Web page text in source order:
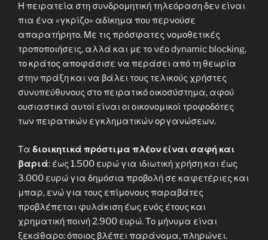
Η πειρατεία στη συνδρομητική τηλεόραση δεν είναι
πια ένα «γκρίζο» αδίκημα που περνούσε
απαρατήρητο. Με τις πρόσφατες νομοθετικές
τροποποιήσεις, αλλά και με το νέο dynamic blocking,
το κράτος αποφάσισε να περάσει από τη θεωρία
στην πράξη και να βάλει τους τελικούς χρήστες
συνυπεύθυνους στο πειρατικό οικοσύστημα, αφού
ουσιαστικά αυτοί είναι οι οικονομικοί τροφοδότες
των πειρατικών εγκληματικών οργανώσεων.
Τα διοικητικά πρόστιμα πλέον είναι σαφή και
βαριά: έως 1.500 ευρώ για ιδιωτική χρήση και έως
3.000 ευρώ για δημόσια προβολή σε καφετέριες και
μπαρ, ενώ για τους επίμονους παραβάτες
προβλέπεται φυλάκιση έως ενός έτους και
χρηματική ποινή 2.900 ευρώ. Το μήνυμα είναι
ξεκάθαρο: όποιος βλέπει παράνομα, πληρώνει.